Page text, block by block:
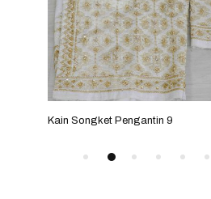
Kain Songket Pengantin 9